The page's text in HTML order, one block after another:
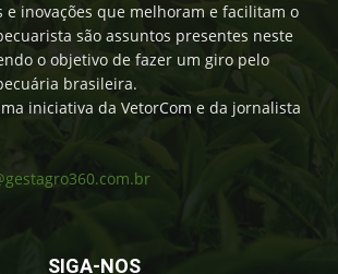
e inovações que melhoram e facilitam o
são assuntos presentes neste
o objetivo de fazer um giro pelo
brasileira.
iniciativa da VetorCom e da jornalista
SIGA-NOS